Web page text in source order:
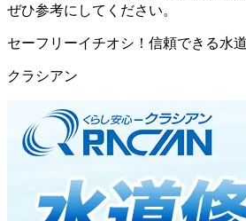
ぜひ参考にしてください。
セーフリーイチオシ！信頼できる水
クラシアン